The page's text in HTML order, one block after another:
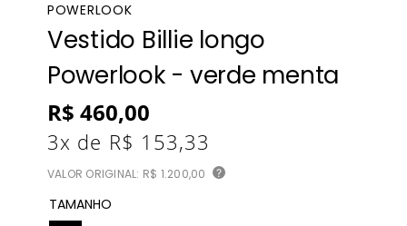
POWERLOOK
Vestido Billie longo
Powerlook - verde menta
R$ 460,00
3x de R$ 153,33
VALOR ORIGINAL: R$ 1.200,00 ?
TAMANHO